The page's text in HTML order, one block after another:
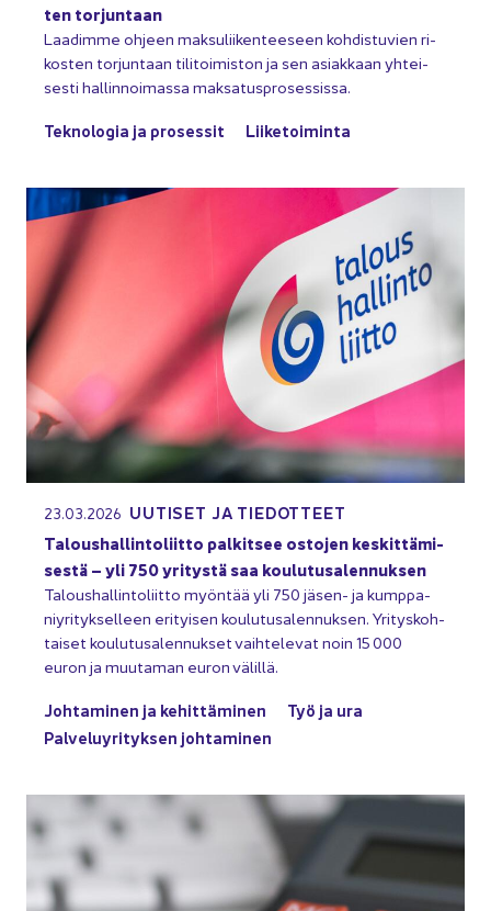
ten tor­jun­taan
Laa­dim­me oh­jeen mak­su­lii­ken­tee­seen koh­dis­tu­vien ri­
kos­ten tor­jun­taan ti­li­toi­mis­ton ja sen asiak­kaan yh­tei­
ses­ti hal­lin­noi­mas­sa mak­sa­tus­pro­ses­sis­sa.
Tek­no­lo­gia ja pro­ses­sit Lii­ke­toi­min­ta
23.03.2026 UU­TI­SET JA TIE­DOT­TEET
Ta­lous­hal­lin­to­liit­to pal­kit­see os­to­jen kes­kit­tä­mi­
ses­tä – yli 750 yri­tys­tä saa kou­lu­tus­alen­nuk­sen
Ta­lous­hal­lin­to­liit­to myön­tää yli 750 jäsen-​ ja kump­pa­
niy­ri­tyk­sel­leen eri­tyi­sen kou­lu­tus­alen­nuk­sen. Yri­tys­koh­
tai­set kou­lu­tus­alen­nuk­set vaih­te­le­vat noin 15 000
euron ja muu­ta­man euron vä­lil­lä.
Joh­ta­mi­nen ja ke­hit­tä­mi­nen
Työ ja ura
Pal­ve­lu­yri­tyk­sen joh­ta­mi­nen